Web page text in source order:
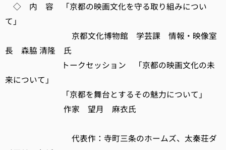
◇ 内 容 「京都の映画文化を守る取り組みについ
て」
京都文化博物館 学芸課 情報・映像室
長 森脇 清隆 氏
トークセッション 「京都の映画文化の未
来について」
「京都を舞台とするその魅力について」
作家 望月 麻衣氏
代表作：寺町三条のホームズ、太秦荘ダ